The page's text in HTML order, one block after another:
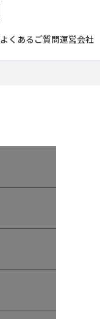
よくあるご質問運営会社